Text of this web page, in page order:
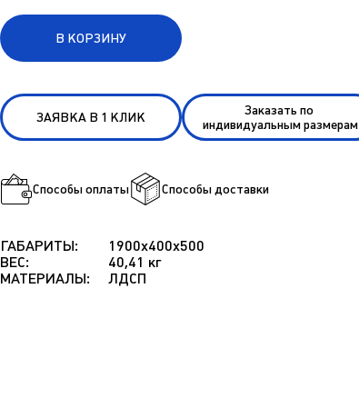
В КОРЗИНУ
ЗАЯВКА В 1 КЛИК
Заказать по
индивидуальным размерам
Способы оплаты Способы доставки
ГАБАРИТЫ:
1900x400x500
ВЕС:
40,41 кг
МАТЕРИАЛЫ:
ЛДСП